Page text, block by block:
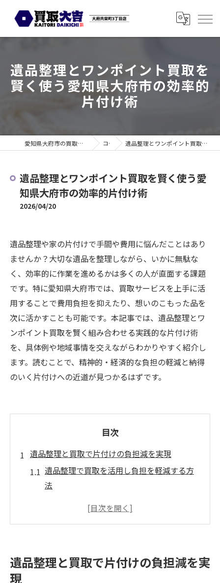
遺品整理とワンポイント買取を
賢く使う愛知県大府市の効率的
片付け術
愛知県大府市の買取なら買取大吉 大府共栄町3丁目店 コラム 遺品整理とワンポイント買取を賢く使う愛知県大府市の効率的片付け術
遺品整理とワンポイント買取を賢く使う愛
知県大府市の効率的片付け術
2026/04/20
遺品整理や家の片付けで手間や費用に悩んだことはあり
ませんか？大切な遺品を整理しながら、いかに無駄な
く、効率的に作業を進めるかは多くの人が直面する課題
です。特に愛知県大府市では、買取サービスを上手に活
用することで費用負担を抑えたり、想いのこもった品を
次に活かすことも可能です。本記事では、遺品整理とワ
ンポイント買取を賢く組み合わせる実践的な片付け術
を、具体例や地域事情を交えながらわかりやすく紹介し
ます。読むことで、精神的・経済的な負担の軽減と納得
のいく片付けへの近道が見つかるはずです。
目次
遺品整理と買取で片付けの負担減を実現
遺品整理で買取を活用し負担を軽減する方
法
買取を組み合わせた遺品整理のメリット解
遺品整理時の買取活用で費用を抑えるポイ
遺品整理と買取で片付けの負担減を実
現